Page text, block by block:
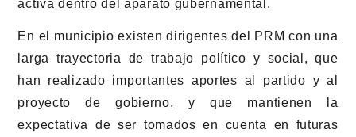
activa dentro del aparato gubernamental.
En el municipio existen dirigentes del PRM con una
larga trayectoria de trabajo político y social, que
han realizado importantes aportes al partido y al
proyecto de gobierno, y que mantienen la
expectativa de ser tomados en cuenta en futuras